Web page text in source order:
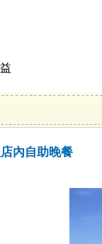
內自助晚餐